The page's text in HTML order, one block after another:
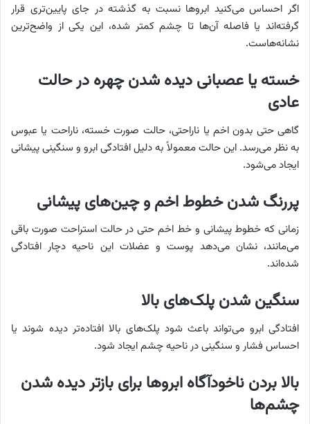
اگر احساس می‌کنید ابروها نسبت به گذشته در جای پایین‌تری قرار
گرفته‌اند یا فاصله آن‌ها تا چشم کمتر شده، این یکی از واضح‌ترین
نشانه‌هاست.
خسته یا عصبانی دیده شدن چهره در حالت
عادی
گاهی حتی بدون اخم یا ناراحتی، حالت صورت خسته، ناراحت یا عبوس
به نظر می‌رسد. این حالت معمولاً به دلیل افتادگی ابرو و سنگینی پیشانی
ایجاد می‌شود.
پررنگ شدن خطوط اخم و چین‌های پیشانی
زمانی که خطوط پیشانی و خط اخم حتی در حالت استراحت صورت باقی
می‌مانند، نشان می‌دهد پوست و عضلات این ناحیه دچار افتادگی
شده‌اند.
سنگین شدن پلک‌های بالا
افتادگی ابرو می‌تواند باعث شود پلک‌های بالا افتاده‌تر دیده شوند یا
احساس فشار و سنگینی در ناحیه چشم ایجاد شود.
بالا بردن ناخودآگاه ابروها برای بازتر دیده شدن
چشم‌ها